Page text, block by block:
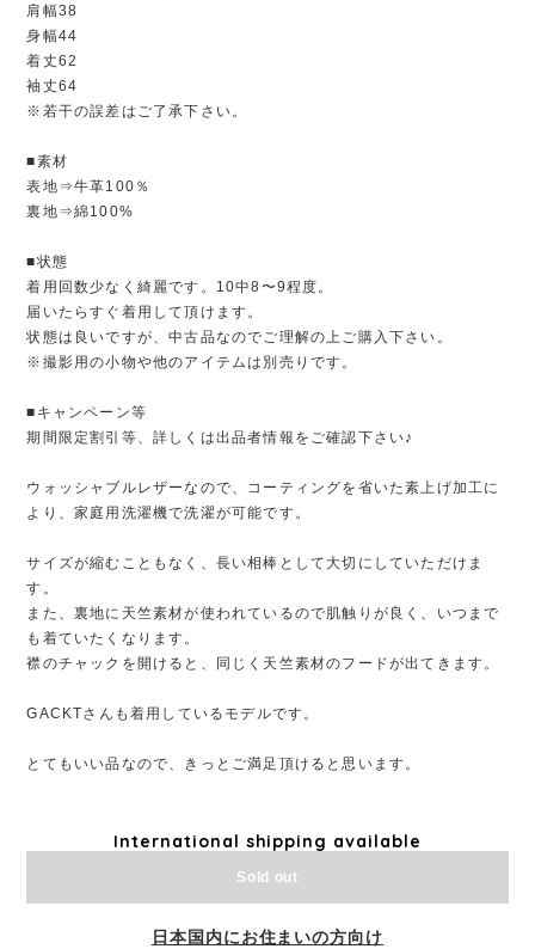
肩幅38
身幅44
着丈62
袖丈64
※若干の誤差はご了承下さい。
■素材
表地⇒牛革100％
裏地⇒綿100%
■状態
着用回数少なく綺麗です。10中8〜9程度。
届いたらすぐ着用して頂けます。
状態は良いですが、中古品なのでご理解の上ご購入下さい。
※撮影用の小物や他のアイテムは別売りです。
■キャンペーン等
期間限定割引等、詳しくは出品者情報をご確認下さい♪
ウォッシャブルレザーなので、コーティングを省いた素上げ加工に
より、家庭用洗濯機で洗濯が可能です。
サイズが縮むこともなく、長い相棒として大切にしていただけま
す。
また、裏地に天竺素材が使われているので肌触りが良く、いつまで
も着ていたくなります。
襟のチャックを開けると、同じく天竺素材のフードが出てきます。
GACKTさんも着用しているモデルです。
とてもいい品なので、きっとご満足頂けると思います。
International shipping available
Sold out
日本国内にお住まいの方向け